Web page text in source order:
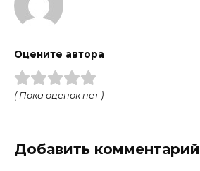
Оцените автора
( Пока оценок нет )
Добавить комментарий